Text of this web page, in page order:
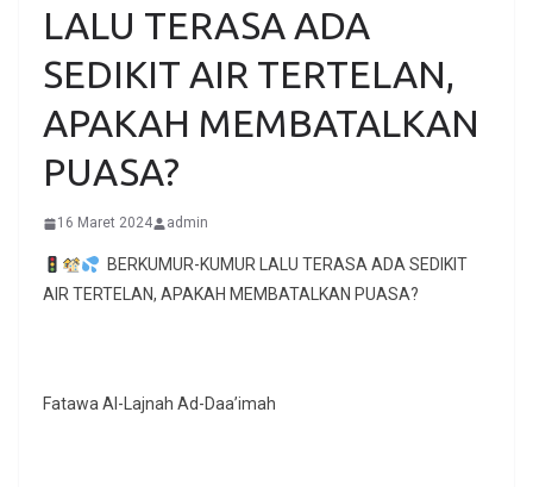
LALU TERASA ADA
SEDIKIT AIR TERTELAN,
APAKAH MEMBATALKAN
PUASA?
16 Maret 2024 admin
BERKUMUR-KUMUR LALU TERASA ADA SEDIKIT
AIR TERTELAN, APAKAH MEMBATALKAN PUASA?
Fatawa Al-Lajnah Ad-Daa’imah